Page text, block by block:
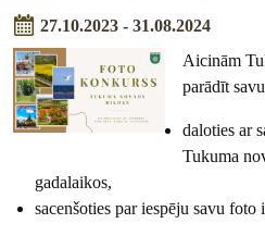
27.10.2023 - 31.08.2024
Aicinām
parādīt
daloties ar
Tukuma
gadalaikos,
sacenšoties par iespēju savu